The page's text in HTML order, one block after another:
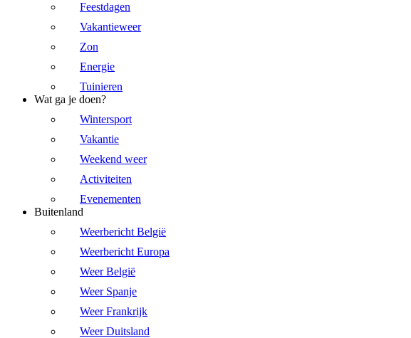
Feestdagen
Vakantieweer
Zon
Energie
Tuinieren
Wat ga je doen?
Wintersport
Vakantie
Weekend weer
Activiteiten
Evenementen
Buitenland
Weerbericht België
Weerbericht Europa
Weer België
Weer Spanje
Weer Frankrijk
Weer Duitsland